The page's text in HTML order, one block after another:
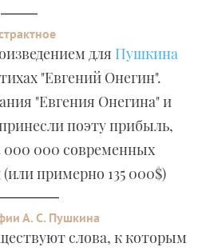
для Пушкина
"Евгений Онегин".
"Евгения Онегина" и
поэту прибыль,
000 000 современных
примерно 135 000$)
А. С. Пушкина
слова, к которым